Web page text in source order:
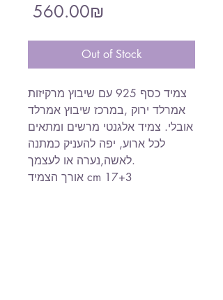
‏560.00 ‏₪
Out of Stock
צמיד כסף 925 עם שיבוץ מרקיזות
אמרלד ירוק ,במרכז שיבוץ אמרלד
אובלי. צמיד אלגנטי מרשים ומתאים
לכל ארוע, יפה להעניק כמתנה
לאשה,נערה או לעצמך.
אורך הצמיד cm 17+3